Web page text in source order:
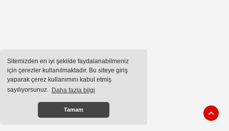
Sitemizden en iyi şekilde faydalanabilmeniz
için çerezler kullanılmaktadır. Bu siteye giriş
yaparak çerez kullanımını kabul etmiş
sayılıyorsunuz. Daha fazla bilgi
Tamam